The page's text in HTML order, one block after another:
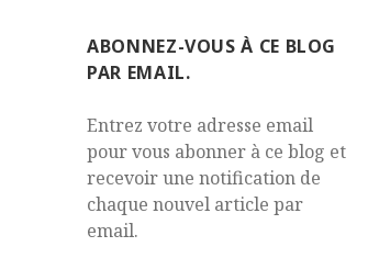
ABONNEZ-VOUS À CE BLOG
PAR EMAIL.
Entrez votre adresse email
pour vous abonner à ce blog et
recevoir une notification de
chaque nouvel article par
email.